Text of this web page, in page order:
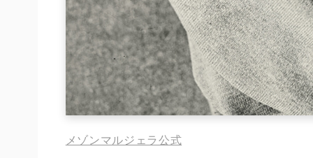
メゾンマルジェラ公式